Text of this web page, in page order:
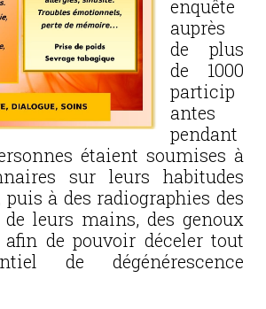
enquête
auprès
de plus
de 1000
particip
antes
pendant
étaient soumises à
sur leurs habitudes
à des radiographies des
leurs mains, des genoux
de pouvoir déceler tout
de dégénérescence